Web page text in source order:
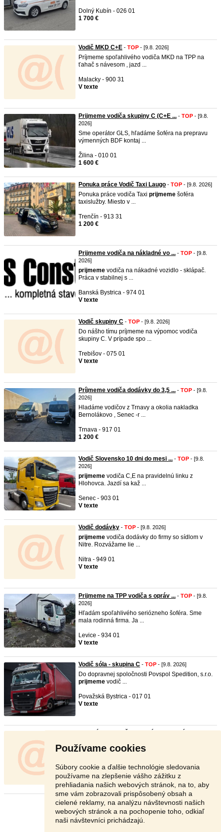
Používame cookies
Súbory cookie a ďalšie technológie sledovania
používame na zlepšenie vášho zážitku z
prehliadania našich webových stránok, na to, aby
sme vám zobrazovali prispôsobený obsah a
cielené reklamy, na analýzu návštevnosti našich
webových stránok a na pochopenie toho, odkiaľ
naši návštevníci prichádzajú.
Dolný Kubín - 026 01
1 700 €
Vodič MKD C+E - TOP - [9.8. 2026]
Príjmeme spoľahlivého vodiča MKD na TPP na
ťahač s návesom , jazd ...
Malacky - 900 31
V texte
Prijmeme vodiča skupiny C (C+E ... - TOP - [9.8.
2026]
Sme operátor GLS, hľadáme šoféra na prepravu
výmenných BDF kontaj ...
Žilina - 010 01
1 600 €
Ponuka práce Vodič Taxi Laugo - TOP - [9.8. 2026]
Ponuka práce vodiča Taxi prijmeme šoféra
taxislužby. Miesto v ...
Trenčín - 913 31
1 200 €
Prijmeme vodiča na nákladné vo ... - TOP - [9.8.
2026]
prijmeme vodiča na nákadné vozidlo - sklápač.
Práca v stabilnej s ...
Banská Bystrica - 974 01
V texte
Vodič skupiny C - TOP - [9.8. 2026]
Do nášho tímu príjmeme na výpomoc vodiča
skupiny C. V prípade spo ...
Trebišov - 075 01
V texte
Príjmeme vodiča dodávky do 3,5 ... - TOP - [9.8.
2026]
Hladáme vodičov z Trnavy a okolia nakladka
Bernolákovo , Senec -r ...
Trnava - 917 01
1 200 €
Vodič Slovensko 10 dni do mesi ... - TOP - [9.8.
2026]
prijmeme vodiča C,E na pravidelnú linku z
Hlohovca. Jazdí sa kaž ...
Senec - 903 01
V texte
Vodič dodávky - TOP - [9.8. 2026]
prijmeme vodiča dodávky do firmy so sídlom v
Nitre. Rozvážame lie ...
Nitra - 949 01
V texte
Prijmeme na TPP vodiča s opráv ... - TOP - [9.8.
2026]
Hľadám spoľahlivého seriózneho šoféra. Sme
mala rodinná firma. Ja ...
Levice - 934 01
V texte
Vodič sóla - skupina C - TOP - [9.8. 2026]
Do dopravnej spoločnosti Povspol Spedition, s.r.o.
prijmeme vodič ...
Považská Bystrica - 017 01
V texte
HĽADÁME VODIČA KAMIÓNU – SKLÁPAČ /
Košice-okolie - 044 16
2 500 €
Stránka: 1 2 3 Ďalšia